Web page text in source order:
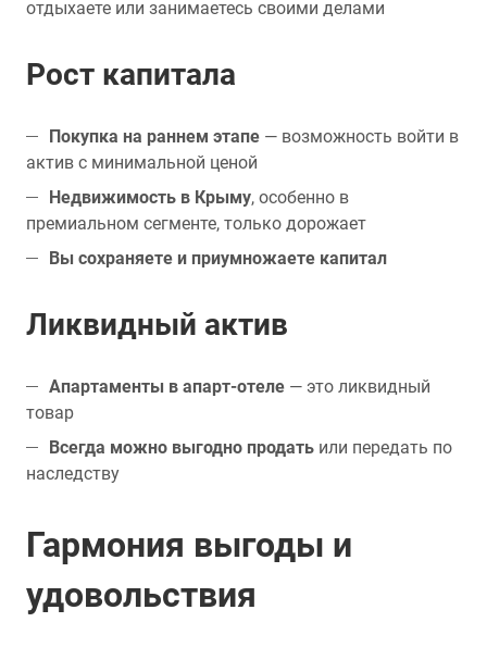
отдыхаете или занимаетесь своими делами
Рост капитала
Покупка на раннем этапе — возможность войти в
актив с минимальной ценой
Недвижимость в Крыму, особенно в
премиальном сегменте, только дорожает
Вы сохраняете и приумножаете капитал
Ликвидный актив
Апартаменты в апарт-отеле — это ликвидный
товар
Всегда можно выгодно продать или передать по
наследству
Гармония выгоды и
удовольствия